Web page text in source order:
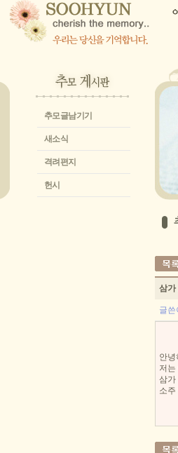
추모글남기기
새소식
격려편지
헌시
삼가
글쓴
안녕
저
삼가
소